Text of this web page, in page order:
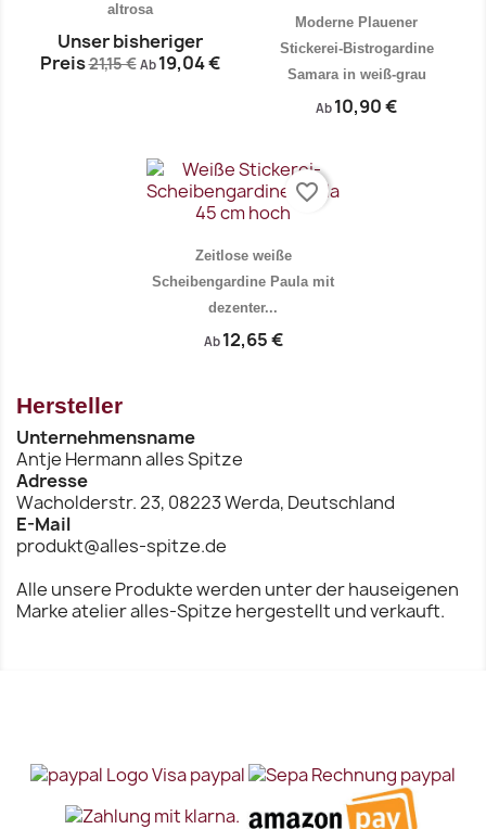
Vorschau
altrosa
Unser bisheriger
Preis21,15 € Ab 19,04 €
Vorschau
Moderne Plauener
Stickerei-Bistrogardine
Samara in weiß-grau
Ab 10,90 €
Vorschau
Zeitlose weiße
Scheibengardine Paula mit
dezenter...
Ab 12,65 €
favorite_border
Hersteller
Unternehmensname
Antje Hermann alles Spitze
Adresse
Wacholderstr. 23, 08223 Werda, Deutschland
E-Mail
produkt@alles-spitze.de
Alle unsere Produkte werden unter der hauseigenen
Marke atelier alles-Spitze hergestellt und verkauft.